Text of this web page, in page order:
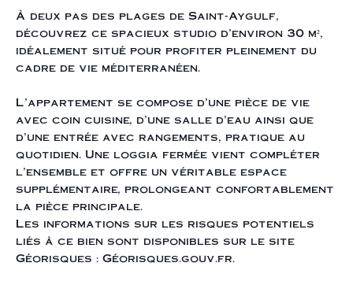
À deux pas des plages de Saint-Aygulf,
découvrez ce spacieux studio d’environ 30 m²,
idéalement situé pour profiter pleinement du
cadre de vie méditerranéen.
L’appartement se compose d’une pièce de vie
avec coin cuisine, d’une salle d’eau ainsi que
d’une entrée avec rangements, pratique au
quotidien. Une loggia fermée vient compléter
l’ensemble et offre un véritable espace
supplémentaire, prolongeant confortablement
la pièce principale.
Les informations sur les risques potentiels
liés à ce bien sont disponibles sur le site
Géorisques : Géorisques.gouv.fr.